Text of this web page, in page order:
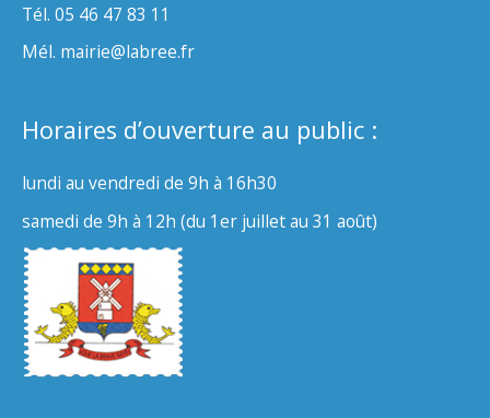
Tél. 05 46 47 83 11
Mél. mairie@labree.fr
Horaires d’ouverture au public :
lundi au vendredi de 9h à 16h30
samedi de 9h à 12h (du 1er juillet au 31 août)